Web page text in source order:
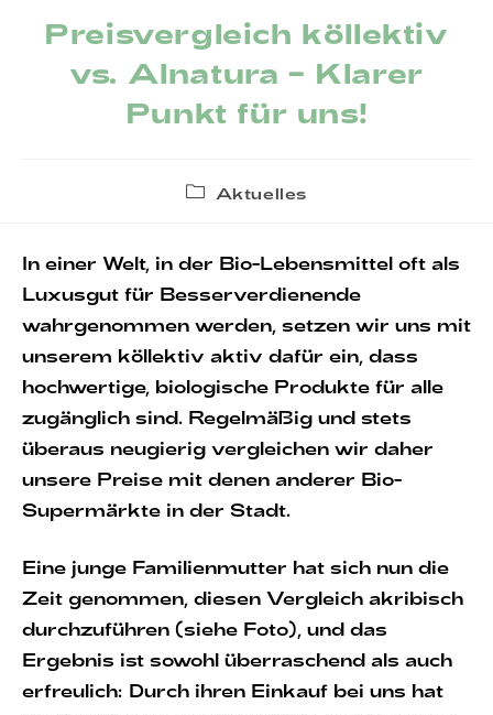
Preisvergleich köllektiv
vs. Alnatura – Klarer
Punkt für uns!
Beitrags-
Aktuelles
In einer Welt, in der Bio-Lebensmittel oft als
Luxusgut für Besserverdienende
wahrgenommen werden, setzen wir uns mit
unserem köllektiv aktiv dafür ein, dass
hochwertige, biologische Produkte für alle
zugänglich sind. Regelmäßig und stets
überaus neugierig vergleichen wir daher
unsere Preise mit denen anderer Bio-
Supermärkte in der Stadt.
Eine junge Familienmutter hat sich nun die
Zeit genommen, diesen Vergleich akribisch
durchzuführen (siehe Foto), und das
Ergebnis ist sowohl überraschend als auch
erfreulich: Durch ihren Einkauf bei uns hat